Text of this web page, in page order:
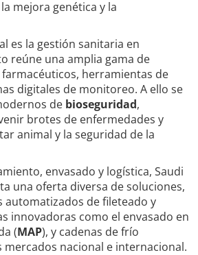
mejora genética y la
es la gestión sanitaria en
reúne una amplia gama de
herramientas de
digitales de monitoreo. A ello se
de bioseguridad,
brotes de enfermedades y
animal y la seguridad de la
envasado y logística, Saudi
una oferta diversa de soluciones,
automatizados de fileteado y
innovadoras como el envasado en
(MAP), y cadenas de frío
mercados nacional e internacional.